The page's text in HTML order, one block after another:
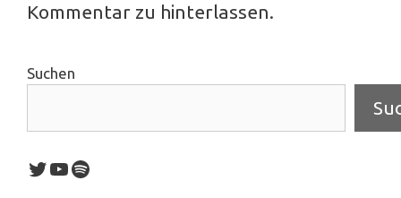
Kommentar zu hinterlassen.
Suchen
Twitter
YouTube
Spotify